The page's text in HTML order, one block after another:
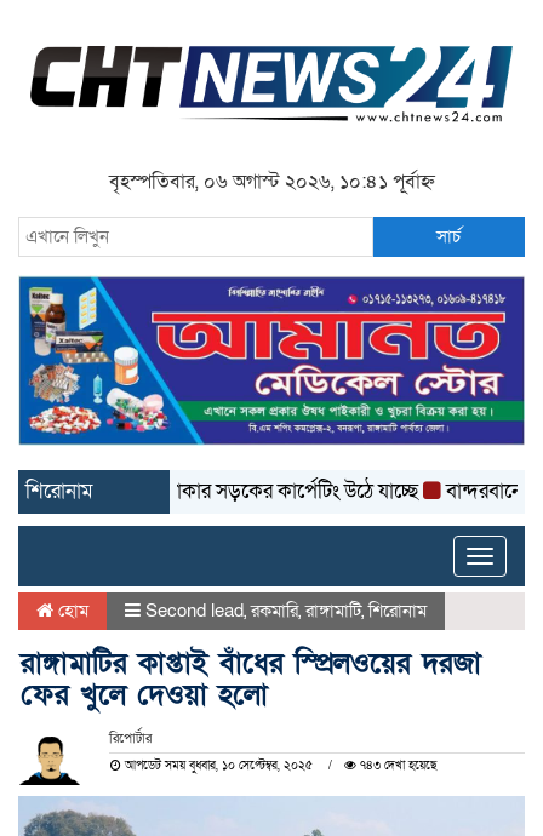
বৃহস্পতিবার, ০৬ অগাস্ট ২০২৬, ১০:৪১ পূর্বাহ্ন
সার্চ
শিরোনাম৩ কোটি টাকার সড়কের কার্পেটিং উঠে যাচ্ছে বান্দরবানে
Toggle
হোম Second lead,রকমারি,রাঙ্গামাটি,শিরোনাম
রাঙ্গামাটির কাপ্তাই বাঁধের স্প্রিলওয়ের দরজা
ফের খুলে দেওয়া হলো
রিপোর্টার
আপডেট সময় বুধবার, ১০ সেপ্টেম্বর, ২০২৫ ৭৪৩ দেখা হয়েছে